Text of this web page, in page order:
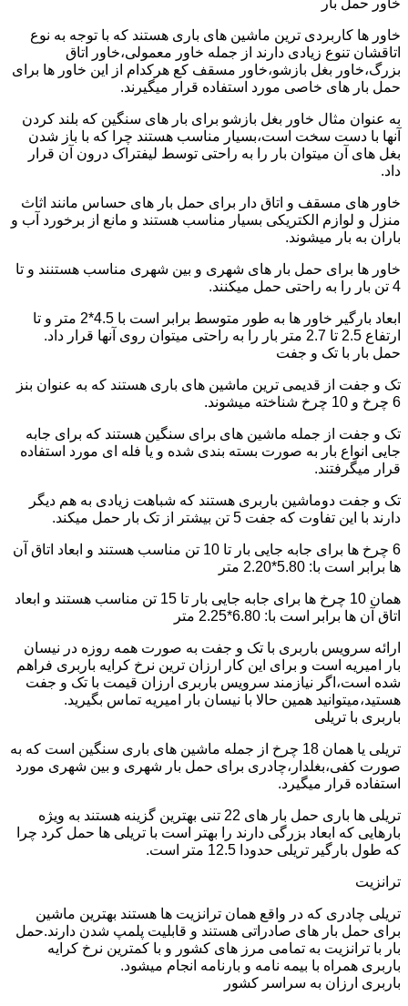
خاور حمل بار
خاور ها کاربردی ترین ماشین های باری هستند که با توجه به نوع
اتاقشان تنوع زیادی دارند از جمله خاور معمولی،خاور اتاق
بزرگ،خاور بغل بازشو،خاور مسقف کع هرکدام از این خاور ها برای
حمل بار های خاصی مورد استفاده قرار میگیرند.
به عنوان مثال خاور بغل بازشو برای بار های سنگین که بلند کردن
آنها با دست سخت است،بسیار مناسب هستند چرا که با باز شدن
بغل های آن میتوان بار را به راحتی توسط لیفتراک درون آن قرار
داد.
خاور های مسقف و اتاق دار برای حمل بار های حساس مانند اثاث
منزل و لوازم الکتریکی بسیار مناسب هستند و مانع از برخورد آب و
باران به بار میشوند.
خاور ها برای حمل بار های شهری و بین شهری مناسب هستنند و تا
4 تن بار را به راحتی حمل میکنند.
ابعاد بارگیر خاور ها به طور متوسط برابر است با 4.5*2 متر و تا
ارتفاع 2.5 تا 2.7 متر بار را به راحتی میتوان روی آنها قرار داد.
حمل بار با تک و جفت
تک و جفت از قدیمی ترین ماشین های باری هستند که به عنوان بنز
6 چرخ و 10 چرخ شناخته میشوند.
تک و جفت از جمله ماشین های برای سنگین هستند که برای جابه
جایی انواع بار به صورت بسته بندی شده و یا فله ای مورد استفاده
قرار میگرفتند.
تک و جفت دوماشین باربری هستند که شباهت زیادی به هم دیگر
دارند با این تفاوت که جفت 5 تن بیشتر از تک بار حمل میکند.
6 چرخ ها برای جابه جایی بار تا 10 تن مناسب هستند و ابعاد اتاق آن
ها برابر است با: 5.80*2.20 متر
همان 10 چرخ ها برای جابه جایی بار تا 15 تن مناسب هستند و ابعاد
اتاق آن ها برابر است با: 6.80*2.25 متر
ارائه سرویس باربری با تک و جفت به صورت همه روزه در نیسان
بار امیریه است و برای این کار ارزان ترین نرخ کرایه باربری فراهم
شده است،اگر نیازمند سرویس باربری ارزان قیمت با تک و جفت
هستید،میتوانید همین حالا با نیسان بار امیریه تماس بگیرید.
باربری با تریلی
تریلی یا همان 18 چرخ از جمله ماشین های باری سنگین است که به
صورت کفی،بغلدار،چادری برای حمل بار شهری و بین شهری مورد
استفاده قرار میگیرد.
تریلی ها باری حمل بار های 22 تنی بهترین گزینه هستند به ویژه
بارهایی که ابعاد بزرگی دارند را بهتر است با تریلی ها حمل کرد چرا
که طول بارگیر تریلی حدودا 12.5 متر است.
ترانزیت
تریلی چادری که در واقع همان ترانزیت ها هستند بهترین ماشین
برای حمل بار های صادراتی هستند و قابلیت پلمپ شدن دارند.حمل
بار با ترانزیت به تمامی مرز های کشور و با کمترین نرخ کرایه
باربری همراه با بیمه نامه و بارنامه انجام میشود.
باربری ارزان به سراسر کشور